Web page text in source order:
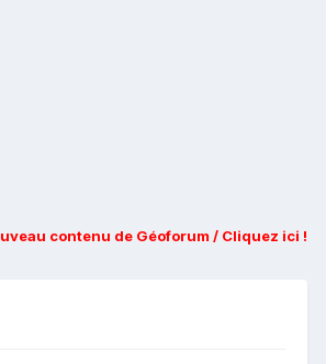
contenu de Géoforum / Cliquez ici !